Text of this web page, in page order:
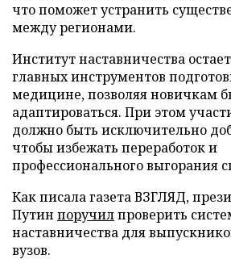
что поможет устранить
между регионами.
Институт наставничества
главных инструментов
медицине, позволяя новичкам
адаптироваться. При этом
должно быть исключительно
чтобы избежать переработок и
профессионального выгорания
Как писала газета ВЗГЛЯД,
Путин поручилпроверить
наставничества для
вузов.